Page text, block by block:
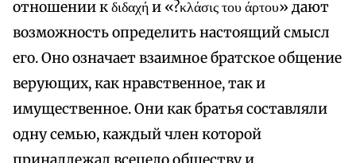
отношении к διδαχή и «?κλάσις του άρτου» дают
возможность определить настоящий смысл
его. Оно означает взаимное братское общение
верующих, как нравственное, так и
имущественное. Они как братья составляли
одну семью, каждый член которой